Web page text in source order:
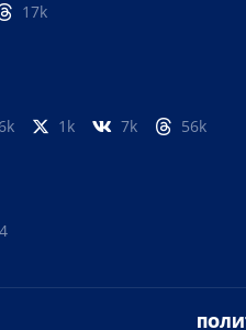
17k
1k 7k 56k